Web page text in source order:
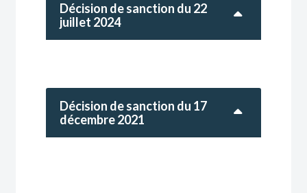
La commercialisation de produits
financiers
Les types de fonds
Les fonds communs de placement
Décision de sanction du 22
juillet 2024
Décision de sanction du 17
décembre 2021